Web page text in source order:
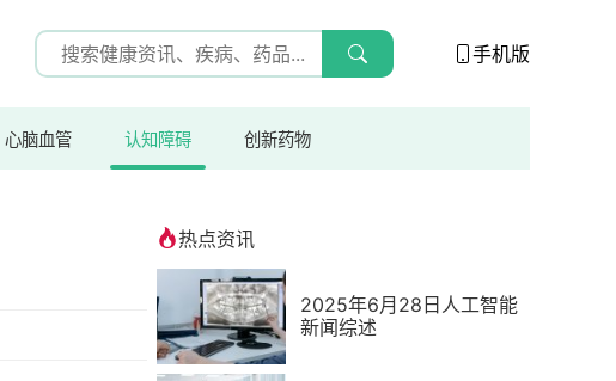
手机版
心脑血管 认知障碍 创新药物
热点资讯
2025年6月28日人工智能
新闻综述